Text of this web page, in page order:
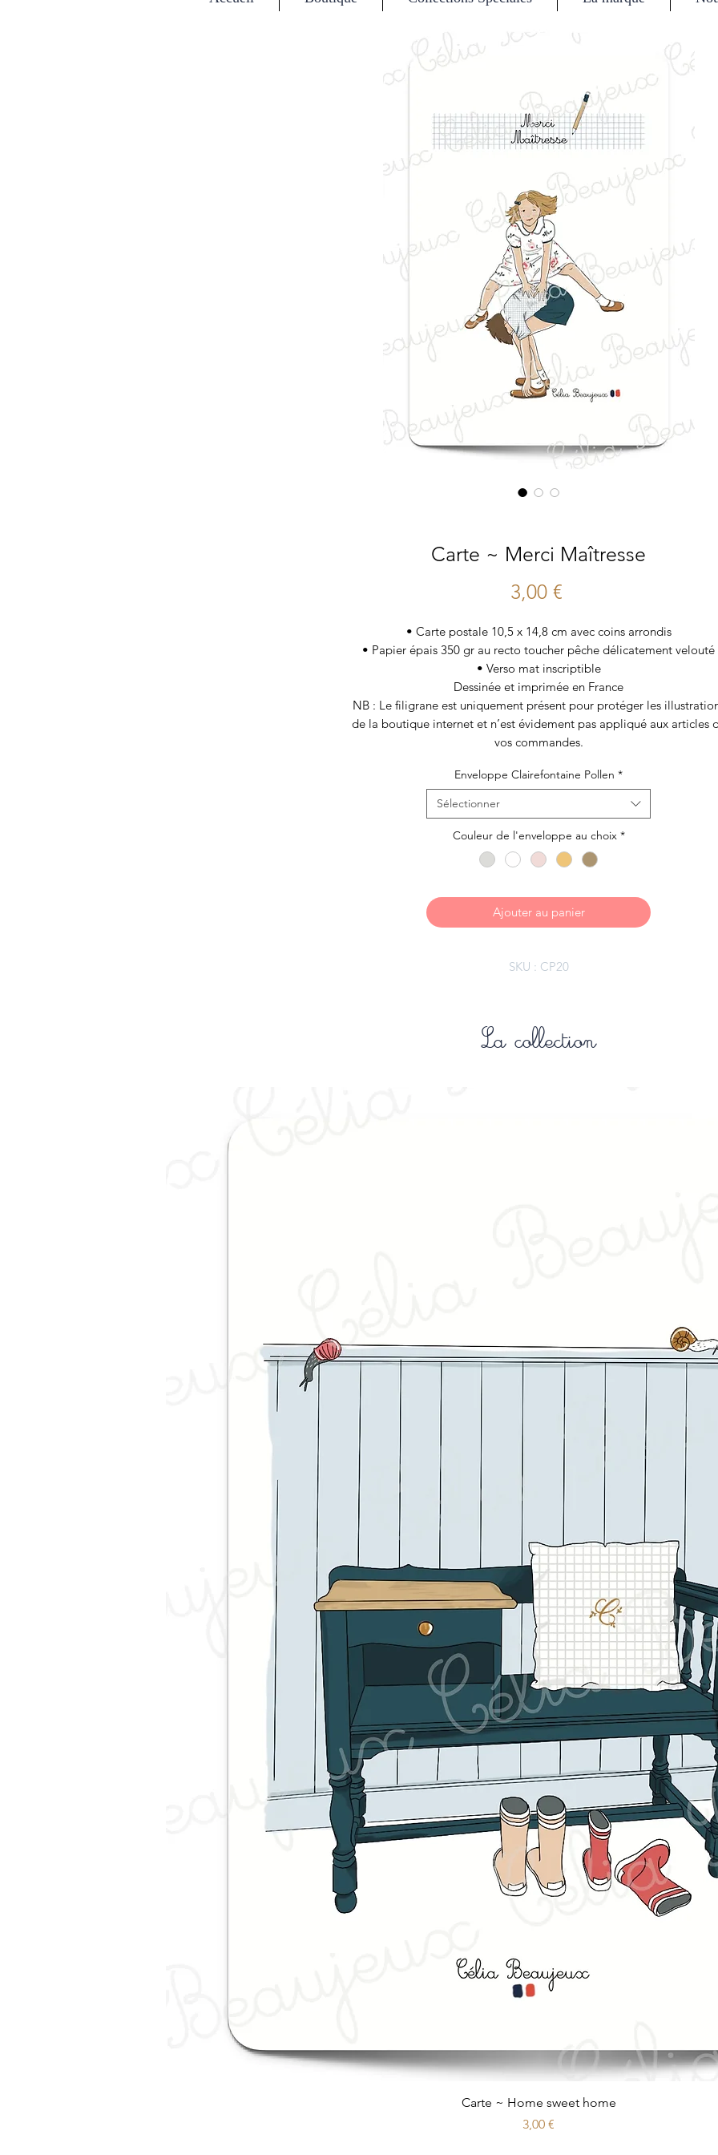
Carte ~ Merci Maîtresse
3,00 €
• Carte postale 10,5 x 14,8 cm avec coins arrondis
• Papier épais 350 gr au recto toucher pêche délicatement velouté
• Verso mat inscriptible
Dessinée et imprimée en France
NB : Le filigrane est uniquement présent pour protéger les
de la boutique internet et n’est évidement pas appliqué aux articles
vos commandes.
Enveloppe Clairefontaine Pollen *
Sélectionner
Couleur de l'enveloppe au choix *
Ajouter au panier
SKU : CP20
La collection
Aperçu rapide
Carte ~ Home sweet home
Prix
3,00 €